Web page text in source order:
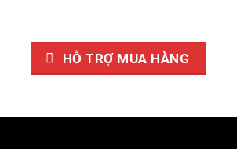
HỖ TRỢ MUA HÀNG